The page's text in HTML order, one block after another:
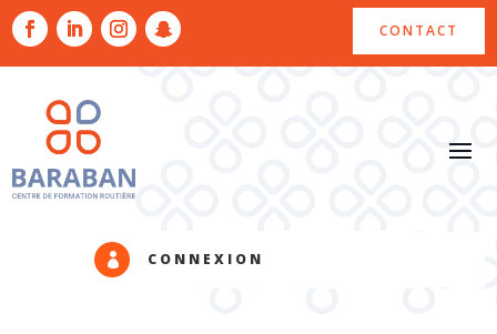
CONTACT
 CONNEXION